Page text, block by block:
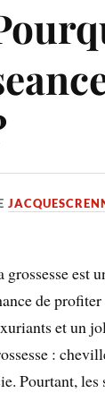
grossesse est
de profiter
et un
:
Pourtant, les